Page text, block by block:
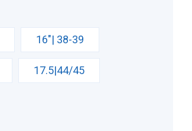
16"| 38-39
17.5|44/45